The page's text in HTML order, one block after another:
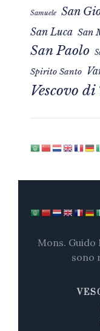
Samuele San
San Luca San
San Paolo
Spirito Santo
Vescovo
Mons.
sono